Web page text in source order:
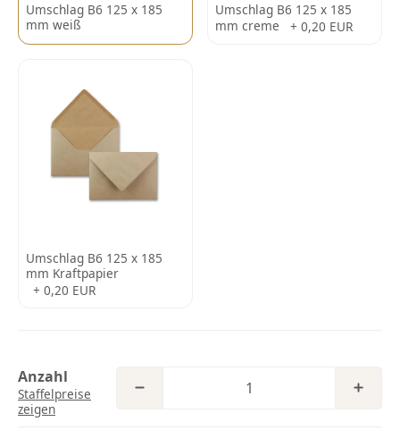
Umschlag B6 125 x 185
mm weiß
Umschlag B6 125 x 185
mm creme
+ 0,20 EUR
Umschlag B6 125 x 185
mm Kraftpapier
+ 0,20 EUR
Anzahl
Staffelpreise
zeigen